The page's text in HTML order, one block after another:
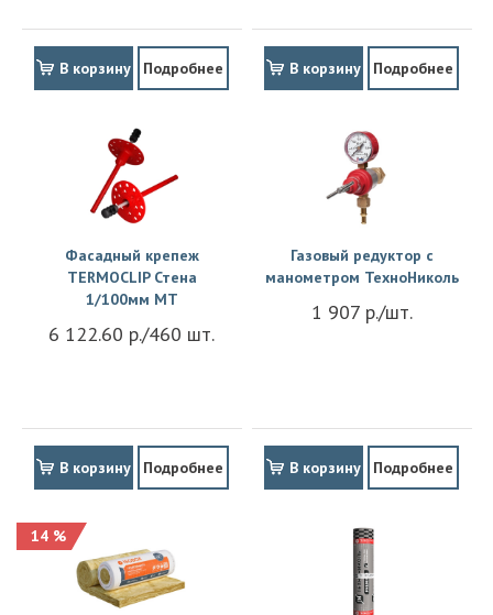
В корзину Подробнее В корзину Подробнее
Фасадный крепеж
TERMOCLIP Стена
1/100мм MT
6 122.60 р./460 шт.
В корзину Подробнее
Газовый редуктор с
манометром ТехноНиколь
1 907 р./шт.
В корзину Подробнее
14 %